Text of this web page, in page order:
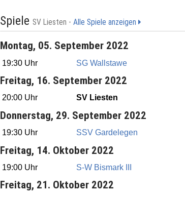
Spiele SV Liesten - Alle Spiele anzeigen
Montag, 05. September 2022
19:30 Uhr SG Wallstawe
Freitag, 16. September 2022
20:00 Uhr SV Liesten
Donnerstag, 29. September 2022
19:30 Uhr SSV Gardelegen
Freitag, 14. Oktober 2022
19:00 Uhr S-W Bismark III
Freitag, 21. Oktober 2022